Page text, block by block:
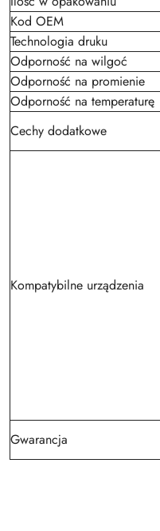
Kod OEM
Technologia druku
Odporność na wilgoć
Odporność na promienie
Odporność na temperaturę
Cechy dodatkowe
Kompatybilne urządzenia
Gwarancja